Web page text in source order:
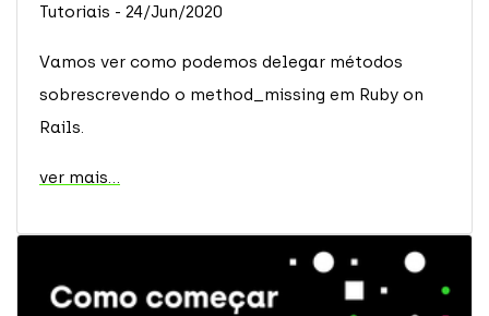
Tutoriais - 24/Jun/2020
Vamos ver como podemos delegar métodos
sobrescrevendo o method_missing em Ruby on
Rails.
ver mais...